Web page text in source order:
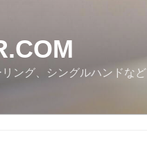
ング、シングルハンドなど